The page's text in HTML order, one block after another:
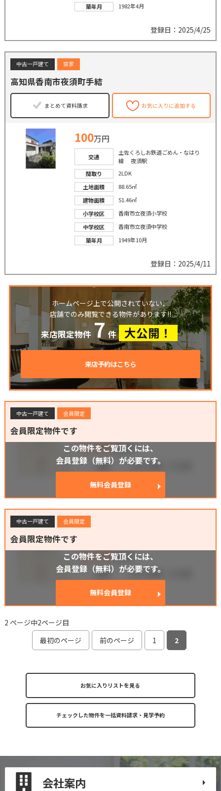
築年月 1982年4月
登録日：2025/4/25
中古一戸建て 空家
高知県香南市夜須町手結
まとめて資料請求 お気に入りに追加する
100万円
交通
土佐くろしお鉄道ごめん・なはり
線 夜須駅
間取り
2LDK
土地面積
88.65㎡
建物面積
51.46㎡
小学校区
香南市立夜須小学校
中学校区
香南市立夜須中学校
築年月
1949年10月
登録日：2025/4/11
ホームページ上で公開されていない、
店舗でのみ閲覧できる物件があります!!
来店限定物件 7 件 大公開！
来店予約はこちら
中古一戸建て 会員限定
会員限定物件です
この物件をご覧頂くには、
会員登録（無料）が必要です。
無料会員登録
中古一戸建て 会員限定
会員限定物件です
この物件をご覧頂くには、
会員登録（無料）が必要です。
無料会員登録
2 ページ中2ページ目
最初のページ
前のページ 1 2
お気に入りリストを見る
会社案内